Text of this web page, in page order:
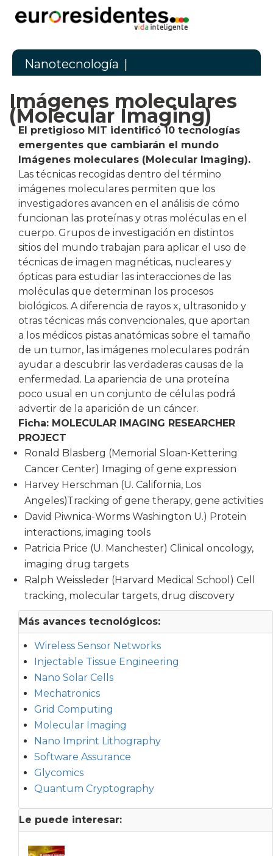
Nanotecnología
Imágenes moleculares
(Molecular Imaging)
El pretigioso MIT identificó 10 tecnologías
emergentes que cambiarán el mundo
Imágenes moleculares (Molecular Imaging).
Las técnicas recogidas dentro del término
imágenes moleculares permiten que los
investigadores avancen en el análisis de cómo
funcionan las proteínas y otras moléculas en el
cuerpo. Grupos de investigación en distintos
sitios del mundo trabajan para aplicar el uso de
técnicas de imagen magnéticas, nucleares y
ópticas para estudiar las interacciones de las
moléculas que determinan los procesos
biológicos. A diferencia de rayos x, ultrasonido y
otras técnicas más convencionales, que aportan
a los médicos pistas anatómicas sobre el tamaño
de un tumor, las imágenes moleculares podrán
ayudar a descubrir las verdaderas causas de la
enfermedad. La apariencia de una proteína
poco usual en un conjunto de células podrá
advertir de la aparición de un cáncer.
Ficha: MOLECULAR IMAGING RESEARCHER
PROJECT
Ronald Blasberg (Memorial Sloan-Kettering
Cancer Center) Imaging of gene expression
Harvey Herschman (U. California, Los
Angeles)Tracking of gene therapy, gene activities
David Piwnica-Worms Washington U.) Protein
interactions, imaging tools
Patricia Price (U. Manchester) Clinical oncology,
imaging drug targets
Ralph Weissleder (Harvard Medical School) Cell
tracking, molecular targets, drug discovery
Más avances tecnológicos:
Wireless Sensor Networks
Injectable Tissue Engineering
Nano Solar Cells
Mechatronics
Grid Computing
Molecular Imaging
Nano Imprint Lithography
Software Assurance
Glycomics
Quantum Cryptography
Le puede interesar: